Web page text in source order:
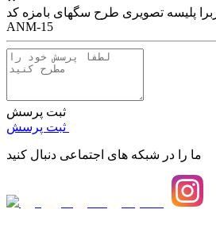
پلیسه تصویری طرح سگهای بامزه کد
ANM-15
ثبت پرسش
ما را در شبکه های اجتماعی دنبال کنید